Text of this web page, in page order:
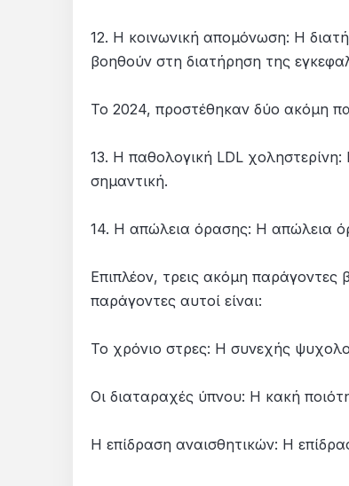
12. Η κοινωνική απομόνωση: Η
βοηθούν στη διατήρηση της
Το 2024, προστέθηκαν δύο ακόμη
13. Η παθολογική LDL
σημαντική.
14. Η απώλεια όρασης: Η απώλεια
Επιπλέον, τρεις ακόμη παράγοντες
παράγοντες αυτοί είναι:
Το χρόνιο στρες: Η συνεχής
Οι διαταραχές ύπνου: Η κακή
Η επίδραση αναισθητικών: Η